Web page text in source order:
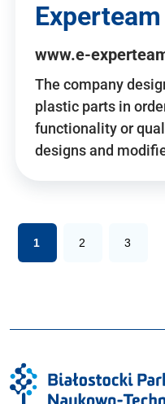
www.e-
The company
plastic parts in
functionality or
designs and
1 2 3